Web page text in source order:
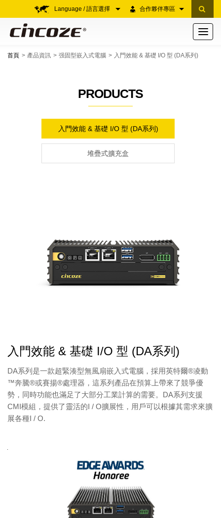
合作夥伴專區
Language / 語言選擇
Toggle
首頁 產品資訊 强固型嵌入式電腦 入門效能 & 基礎 I/O 型 (DA系列)
PRODUCTS
入門效能 & 基礎 I/O 型 (DA系列)
堆疊式擴充盒
入門效能 & 基礎 I/O 型 (DA系列)
DA系列是一款超緊湊型無風扇嵌入式電腦，採用英特爾®凌動
™奔騰®或賽揚®處理器，這系列產品在預算上帶來了競爭優
勢，同時功能也滿足了大部分工業計算的需要。DA系列支援
CMI模組，提供了靈活的I / O擴展性，用戶可以根據其需求來擴
展各種I / O.